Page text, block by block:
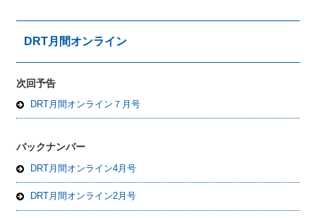
DRT月間オンライン
次回予告
DRT月間オンライン７月号
バックナンバー
DRT月間オンライン4月号
DRT月間オンライン2月号